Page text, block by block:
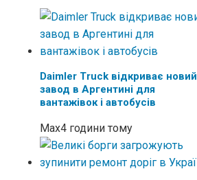
Daimler Truck відкриває новий
завод в Аргентині для
вантажівок і автобусів
Max4 години тому